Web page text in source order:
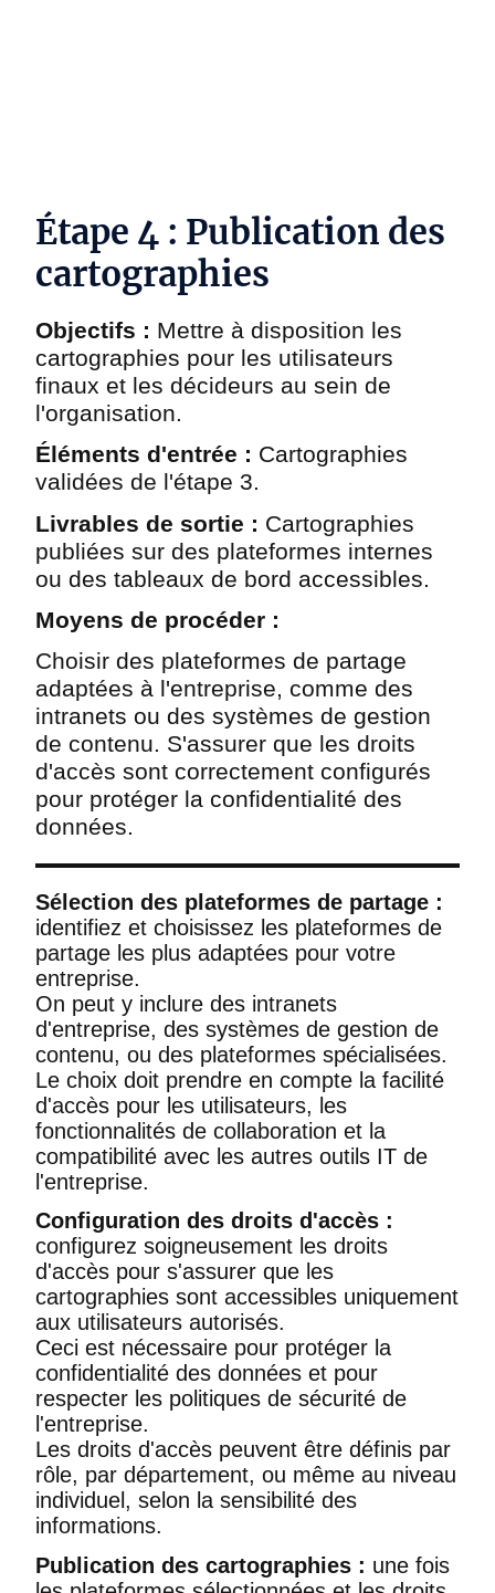
Étape 4 : Publication des
cartographies
Objectifs : Mettre à disposition les
cartographies pour les utilisateurs
finaux et les décideurs au sein de
l'organisation.
Éléments d'entrée : Cartographies
validées de l'étape 3.
Livrables de sortie : Cartographies
publiées sur des plateformes internes
ou des tableaux de bord accessibles.
Moyens de procéder :
Choisir des plateformes de partage
adaptées à l'entreprise, comme des
intranets ou des systèmes de gestion
de contenu. S'assurer que les droits
d'accès sont correctement configurés
pour protéger la confidentialité des
données.
Sélection des plateformes de partage :
identifiez et choisissez les plateformes de
partage les plus adaptées pour votre
entreprise.
On peut y inclure des intranets
d'entreprise, des systèmes de gestion de
contenu, ou des plateformes spécialisées.
Le choix doit prendre en compte la facilité
d'accès pour les utilisateurs, les
fonctionnalités de collaboration et la
compatibilité avec les autres outils IT de
l'entreprise.
Configuration des droits d'accès :
configurez soigneusement les droits
d'accès pour s'assurer que les
cartographies sont accessibles uniquement
aux utilisateurs autorisés.
Ceci est nécessaire pour protéger la
confidentialité des données et pour
respecter les politiques de sécurité de
l'entreprise.
Les droits d'accès peuvent être définis par
rôle, par département, ou même au niveau
individuel, selon la sensibilité des
informations.
Publication des cartographies : une fois